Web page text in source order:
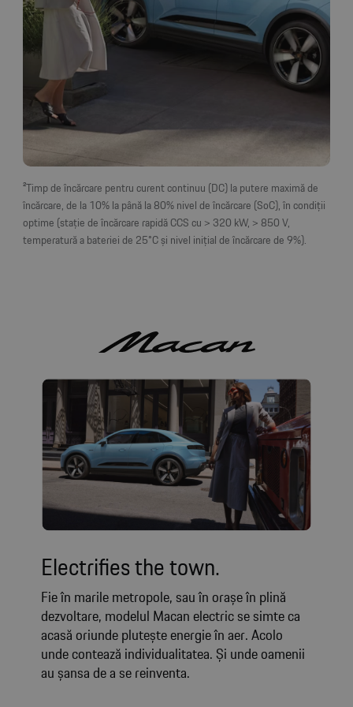
²Timp de încărcare pentru curent continuu (DC) la putere maximă de
încărcare, de la 10% la până la 80% nivel de încărcare (SoC), în condiții
optime (stație de încărcare rapidă CCS cu > 320 kW, > 850 V,
temperatură a bateriei de 25°C și nivel inițial de încărcare de 9%).
Electrifies the town.
Fie în marile metropole, sau în orașe în plină
dezvoltare, modelul Macan electric se simte ca
acasă oriunde plutește energie în aer. Acolo
unde contează individualitatea. Și unde oamenii
au șansa de a se reinventa.